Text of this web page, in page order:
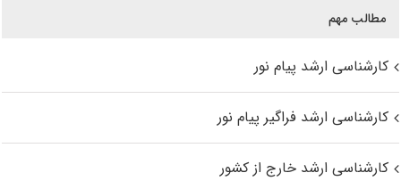
مطالب مهم
کارشناسی ارشد پیام نور
کارشناسی ارشد فراگیر پیام نور
کارشناسی ارشد خارج از کشور